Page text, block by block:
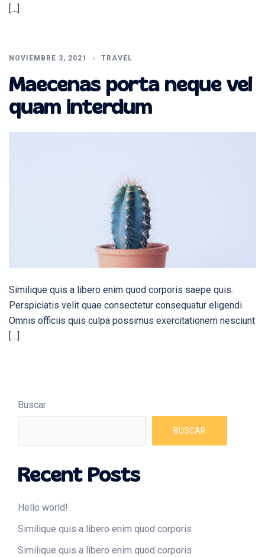
[…]
NOVIEMBRE 3, 2021 TRAVEL
Maecenas porta neque vel
quam interdum
Similique quis a libero enim quod corporis saepe quis.
Perspiciatis velit quae consectetur consequatur eligendi.
Omnis officiis quis culpa possimus exercitationem nesciunt
[…]
Buscar
BUSCAR
Recent Posts
Hello world!
Similique quis a libero enim quod corporis
Similique quis a libero enim quod corporis